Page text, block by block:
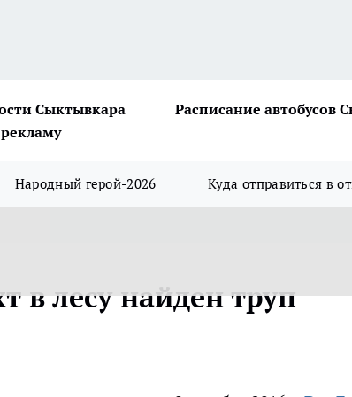
Сыктывкара
Расписание автобусов
Народный герой-2026 Куда отправиться в
в лесу найден труп